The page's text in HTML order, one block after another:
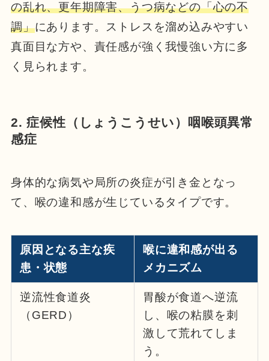
の乱れ、更年期障害、うつ病などの「心の不
調」にあります。ストレスを溜め込みやすい
真面目な方や、責任感が強く我慢強い方に多
く見られます。
2. 症候性（しょうこうせい）咽喉頭異常
感症
身体的な病気や局所の炎症が引き金となっ
て、喉の違和感が生じているタイプです。
原因となる主な疾
患・状態
喉に違和感が出る
メカニズム
逆流性食道炎
（GERD）
胃酸が食道へ逆流
し、喉の粘膜を刺
激して荒れてしま
う。